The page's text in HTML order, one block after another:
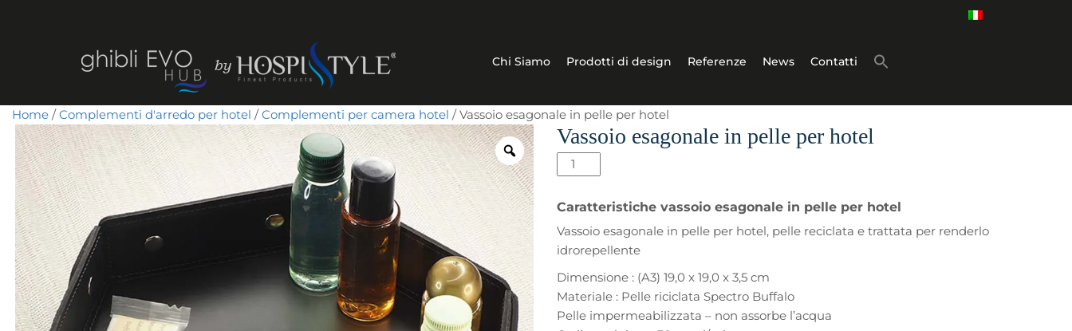
Chi Siamo Prodotti di design Referenze News Contatti
Home /Complementi d'arredo per hotel /Complementi per camera hotel / Vassoio esagonale in pelle per hotel
Vassoio esagonale in pelle per hotel
Vassoio
esagonale
in
per
hotel
quantità
Caratteristiche vassoio esagonale in pelle per hotel
Vassoio esagonale in pelle per hotel, pelle reciclata e trattata per renderlo
idrorepellente
Dimensione : (A3) 19,0 x 19,0 x 3,5 cm
Materiale : Pelle riciclata Spectro Buffalo
Pelle impermeabilizzata – non assorbe l’acqua